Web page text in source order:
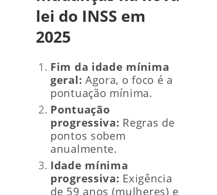
lei do INSS em
2025
Fim da idade mínima
geral: Agora, o foco é a
pontuação mínima.
Pontuação
progressiva: Regras de
pontos sobem
anualmente.
Idade mínima
progressiva: Exigência
de 59 anos (mulheres) e